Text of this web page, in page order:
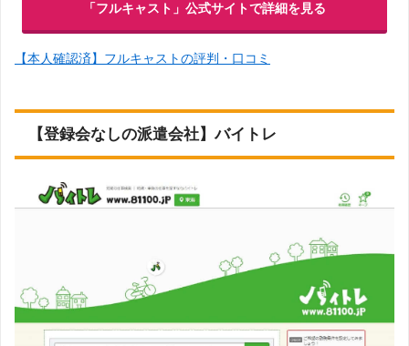
「フルキャスト」公式サイトで詳細を見る
【本人確認済】フルキャストの評判・口コミ
【登録会なしの派遣会社】バイトレ